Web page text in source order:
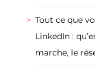
Tout ce que
LinkedIn :
marche, le